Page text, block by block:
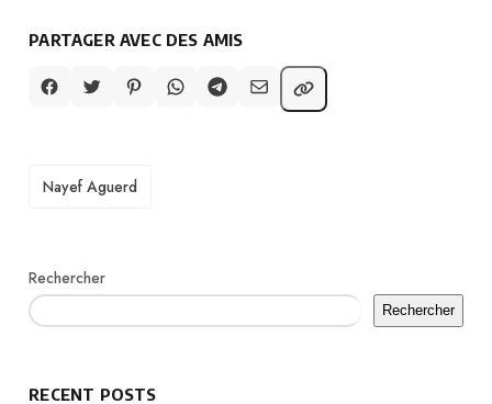
PARTAGER AVEC DES AMIS
TAGS
Nayef Aguerd
Rechercher
Rechercher
RECENT POSTS